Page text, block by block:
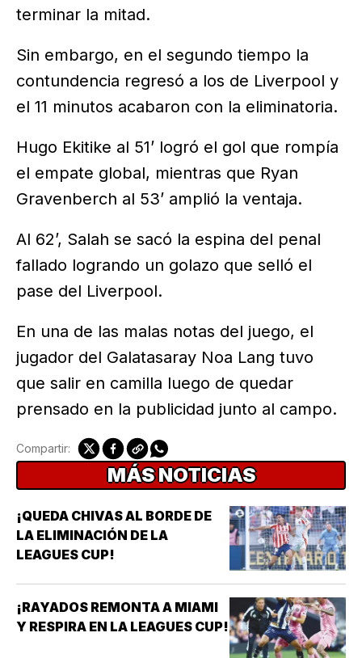
terminar la mitad.
Sin embargo, en el segundo tiempo la
contundencia regresó a los de Liverpool y
el 11 minutos acabaron con la eliminatoria.
Hugo Ekitike al 51’ logró el gol que rompía
el empate global, mientras que Ryan
Gravenberch al 53’ amplió la ventaja.
Al 62’, Salah se sacó la espina del penal
fallado logrando un golazo que selló el
pase del Liverpool.
En una de las malas notas del juego, el
jugador del Galatasaray Noa Lang tuvo
que salir en camilla luego de quedar
prensado en la publicidad junto al campo.
Compartir:
MÁS NOTICIAS
¡QUEDA CHIVAS AL BORDE DE
LA ELIMINACIÓN DE LA
LEAGUES CUP!
¡RAYADOS REMONTA A MIAMI
Y RESPIRA EN LA LEAGUES CUP!